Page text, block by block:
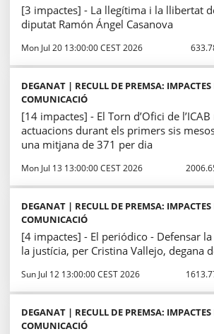
[3 impactes] - La llegítima i la llibertat
diputat Ramón Ángel Casanova
Mon Jul 20 13:00:00 CEST 2026
DEGANAT | RECULL DE PREMSA:
COMUNICACIÓ
[14 impactes] - El Torn d’Ofici de
actuacions durant els primers sis
una mitjana de 371 per dia
Mon Jul 13 13:00:00 CEST 2026
DEGANAT | RECULL DE PREMSA:
COMUNICACIÓ
[4 impactes] - El periódico - Defensar
la justícia, per Cristina Vallejo, degana
Sun Jul 12 13:00:00 CEST 2026
DEGANAT | RECULL DE PREMSA:
COMUNICACIÓ